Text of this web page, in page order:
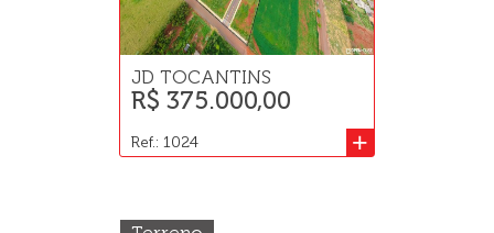
JD TOCANTINS
R$ 375.000,00
+
Ref.: 1024